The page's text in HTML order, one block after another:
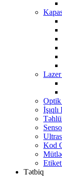
Optik
İşıqlı
Kod
Tətbiq